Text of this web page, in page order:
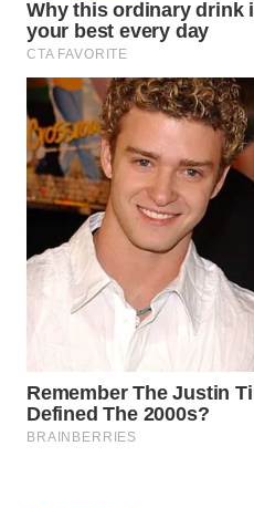
OTOMOTIF
HEALTH
WAHANA
DESA
WISATA
LAPAK
WAHANA
KONSUMEN
LISTRIK